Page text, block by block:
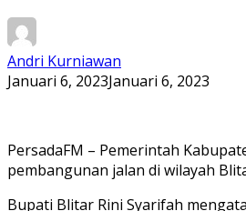
Andri Kurniawan
Januari 6, 2023Januari 6, 2023
PersadaFM – Pemerintah
pembangunan jalan di wilayah
Bupati Blitar Rini Syarifah